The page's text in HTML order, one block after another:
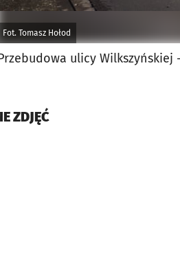
Fot. Tomasz Hołod
ulicy
ZDJĘĆ